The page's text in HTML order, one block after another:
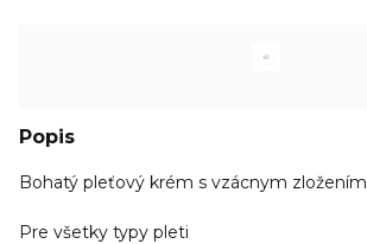
Popis
Bohatý pleťový krém s vzácnym zložením
Pre všetky typy pleti